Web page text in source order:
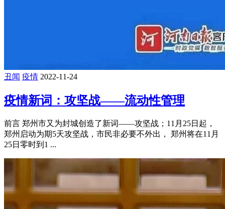
丑闻 疫情 2022-11-24
疫情新词：攻坚战——流动性管理
前言 郑州市又为封城创造了新词——攻坚战；11月25日起，
郑州启动为期5天攻坚战，市民非必要不外出， 郑州将在11月
25日零时到1 ...